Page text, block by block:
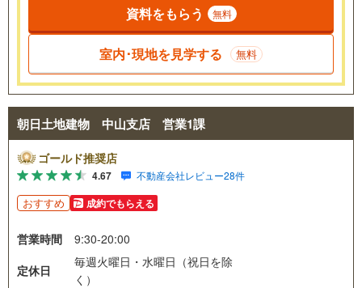
資料をもらう 無料
室内･現地を見学する 無料
朝日土地建物 中山支店 営業1課
ゴールド推奨店
4.67 不動産会社レビュー28件
おすすめ 成約でもらえる
営業時間
9:30-20:00
定休日
毎週火曜日・水曜日（祝日を除
く）